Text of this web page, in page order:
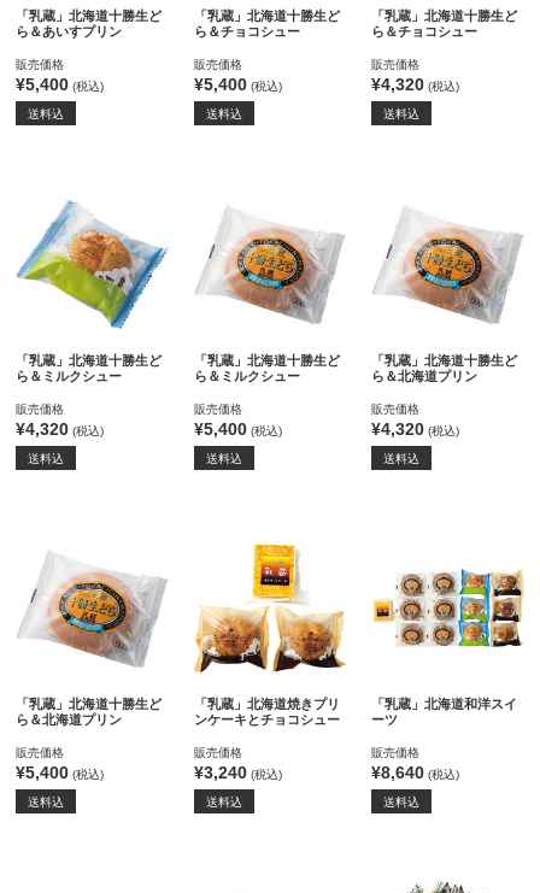
「乳蔵」北海道十勝生ど
ら＆あいすプリン
販売価格
¥5,400 (税込)
送料込
「乳蔵」北海道十勝生ど
ら＆チョコシュー
販売価格
¥5,400(税込)
送料込
「乳蔵」北海道十勝生ど
ら＆チョコシュー
販売価格
¥4,320 (税込)
送料込
「乳蔵」北海道十勝生ど
ら＆ミルクシュー
販売価格
¥4,320 (税込)
送料込
「乳蔵」北海道十勝生ど
ら＆ミルクシュー
販売価格
¥5,400(税込)
送料込
「乳蔵」北海道十勝生ど
ら＆北海道プリン
販売価格
¥4,320 (税込)
送料込
「乳蔵」北海道十勝生ど
ら＆北海道プリン
販売価格
¥5,400 (税込)
送料込
「乳蔵」北海道焼きプリ
ンケーキとチョコシュー
販売価格
¥3,240(税込)
送料込
「乳蔵」北海道和洋スイ
ーツ
販売価格
¥8,640 (税込)
送料込